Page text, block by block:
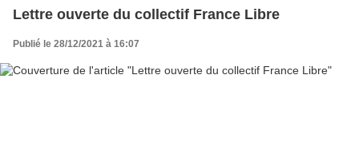
Lettre ouverte du collectif France Libre
Publié le 28/12/2021 à 16:07